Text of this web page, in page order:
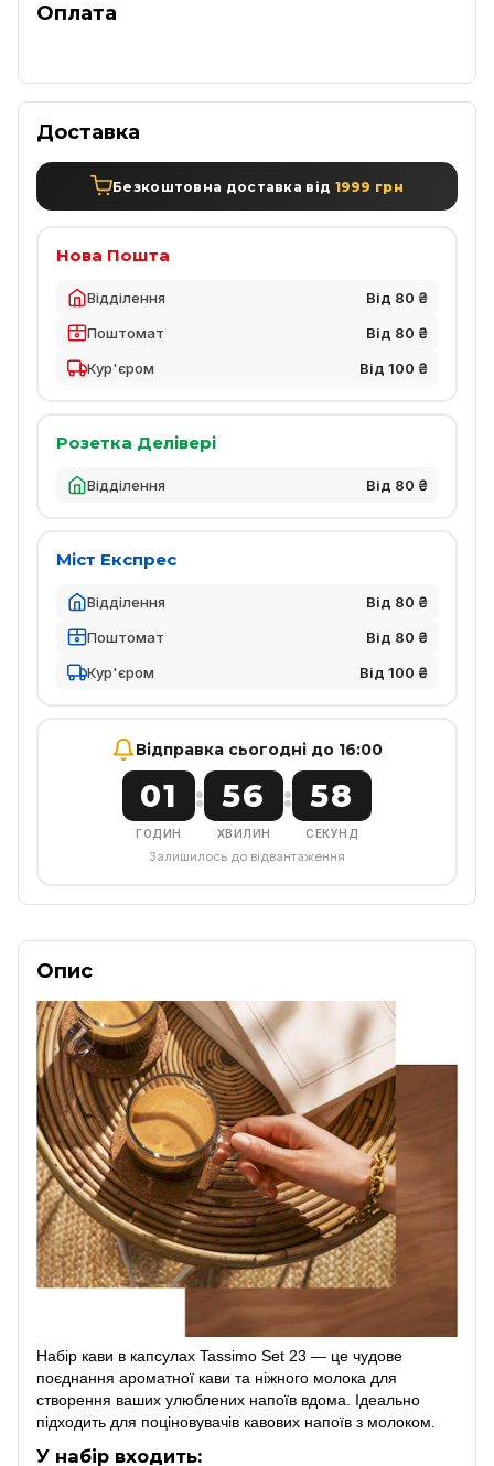
Оплата
Доставка
Безкоштовна доставка від 1999 грн
Нова Пошта
Відділення
Від 80 ₴
Поштомат
Від 80 ₴
Кур'єром
Від 100 ₴
Розетка Делівері
Відділення Від 80 ₴
Міст Експрес
Відділення
Від 80 ₴
Поштомат
Від 80 ₴
Кур'єром
Від 100 ₴
Відправка сьогодні до 16:00
01
ГОДИН
: 56
ХВИЛИН
: 58
СЕКУНД
Залишилось до відвантаження
Опис
Набір кави в капсулах Tassimo Set 23 — це чудове
поєднання ароматної кави та ніжного молока для
створення ваших улюблених напоїв вдома. Ідеально
підходить для поціновувачів кавових напоїв з молоком.
У набір входить: